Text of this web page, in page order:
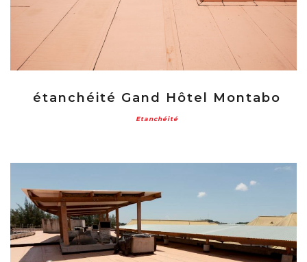
étanchéité Gand Hôtel Montabo
Etanchéité